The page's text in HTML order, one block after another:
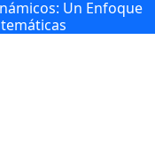
Un Enfoque